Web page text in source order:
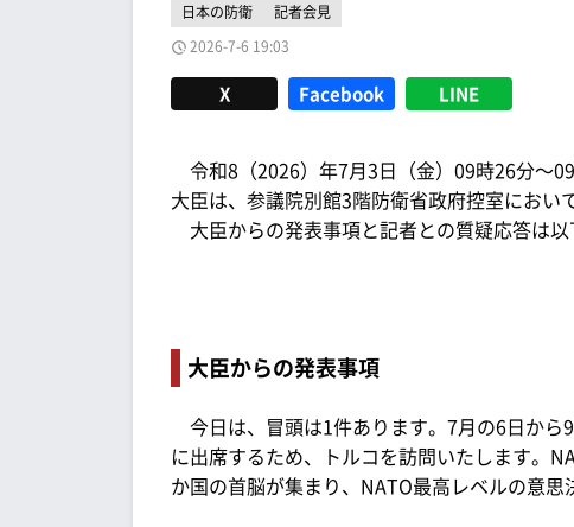
日本の防衛
記者会見
2026-7-6 19:03
X Facebook LINE
令和8（2026）年7月3日（金）09時26分～
大臣は、参議院別館3階防衛省政府控室におい
大臣からの発表事項と記者との質疑応答は以
大臣からの発表事項
今日は、冒頭は1件あります。7月の6日か
に出席するため、トルコを訪問いたします。
か国の首脳が集まり、NATO最高レベルの意思